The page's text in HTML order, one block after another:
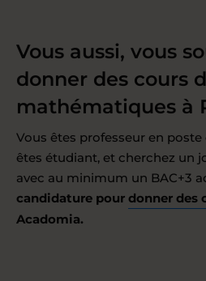
Vous aussi, vous
donner des cours
mathématiques à
Vous êtes professeur en poste
êtes étudiant, et cherchez un
avec au minimum un BAC+3
candidature pour donner des
Acadomia.